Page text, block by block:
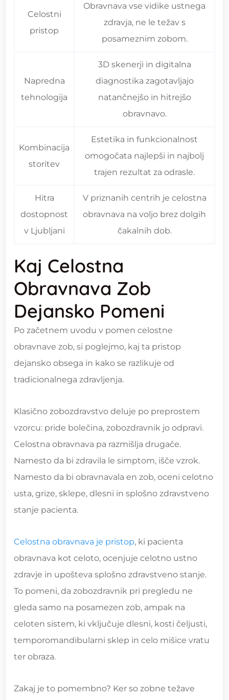
Celostni
pristop
Obravnava vse vidike ustnega
zdravja, ne le težav s
posameznim zobom.
Napredna
tehnologija
3D skenerji in digitalna
diagnostika zagotavljajo
natančnejšo in hitrejšo
obravnavo.
Kombinacija
storitev
Estetika in funkcionalnost
omogočata najlepši in najbolj
trajen rezultat za odrasle.
Hitra
dostopnost
v Ljubljani
V priznanih centrih je celostna
obravnava na voljo brez dolgih
čakalnih dob.
Kaj Celostna
Obravnava Zob
Dejansko Pomeni
Po začetnem uvodu v pomen celostne
obravnave zob, si poglejmo, kaj ta pristop
dejansko obsega in kako se razlikuje od
tradicionalnega zdravljenja.
Klasično zobozdravstvo deluje po preprostem
vzorcu: pride bolečina, zobozdravnik jo odpravi.
Celostna obravnava pa razmišlja drugače.
Namesto da bi zdravila le simptom, išče vzrok.
Namesto da bi obravnavala en zob, oceni celotno
usta, grize, sklepe, dlesni in splošno zdravstveno
stanje pacienta.
Celostna obravnava je pristop, ki pacienta
obravnava kot celoto, ocenjuje celotno ustno
zdravje in upošteva splošno zdravstveno stanje.
To pomeni, da zobozdravnik pri pregledu ne
gleda samo na posamezen zob, ampak na
celoten sistem, ki vključuje dlesni, kosti čeljusti,
temporomandibularni sklep in celo mišice vratu
ter obraza.
Zakaj je to pomembno? Ker so zobne težave